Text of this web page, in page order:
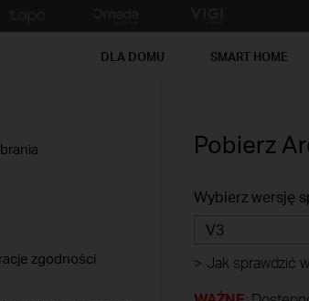
DLA DOMU SMART HOME
zgodności
Pobierz
Wybierz wersję
V3
> Jak sprawdzić